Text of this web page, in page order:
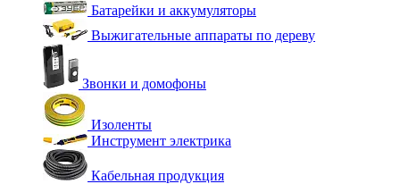
Батарейки и аккумуляторы
Выжигательные аппараты по дереву
Звонки и домофоны
Изоленты
Инструмент электрика
Кабельная продукция